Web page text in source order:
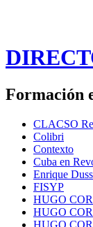
Formación
CLACSO
Colibri
Contexto
Cuba en
Enrique
FISYP
HUGO
HUGO